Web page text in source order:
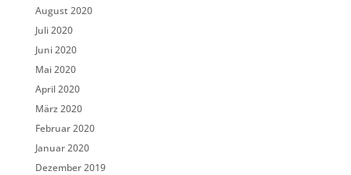
August 2020
Juli 2020
Juni 2020
Mai 2020
April 2020
März 2020
Februar 2020
Januar 2020
Dezember 2019